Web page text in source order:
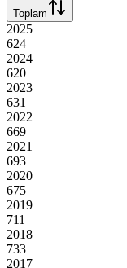
Toplam
2025
624
2024
620
2023
631
2022
669
2021
693
2020
675
2019
711
2018
733
2017